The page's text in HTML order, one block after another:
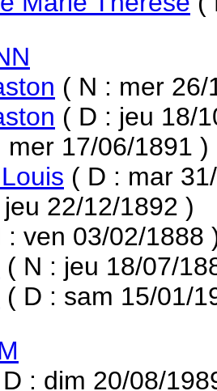
( N : mer 26/
( D : jeu 18/
mer 17/06/1891 )
( D : mar
22/12/1892 )
: ven 03/02/1888
( N : jeu 18/07/
( D : sam 15/01/
: dim 20/08/